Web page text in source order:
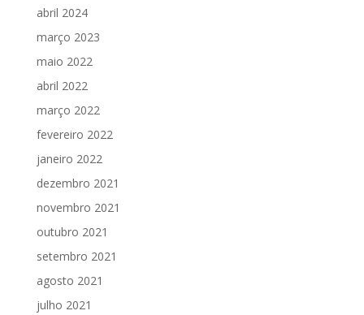
abril 2024
março 2023
maio 2022
abril 2022
março 2022
fevereiro 2022
janeiro 2022
dezembro 2021
novembro 2021
outubro 2021
setembro 2021
agosto 2021
julho 2021